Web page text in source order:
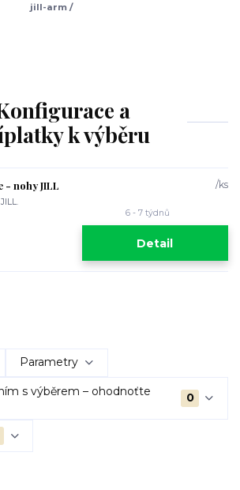
jill-arm /
a
k výběru
- nohy JILL /ks
6 - 7 týdnů
Detail
Parametry
s výběrem – ohodnoťte
0